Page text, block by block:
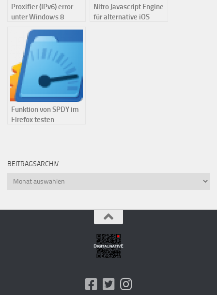
Proxifier (IPv6) error
unter Windows 8
Nitro Javascript Engine
für alternative iOS
Funktion von SPDY im
Firefox testen
BEITRAGSARCHIV
Beitragsarchiv